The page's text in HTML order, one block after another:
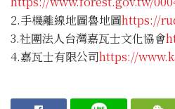
2.手機離線地圖魯地圖https://
3.社團法人台灣嘉瓦士文化協會
4.嘉瓦士有限公司https://